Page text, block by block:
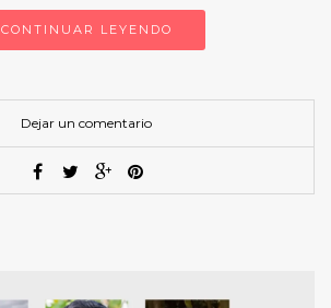
CONTINUAR LEYENDO
Dejar un comentario